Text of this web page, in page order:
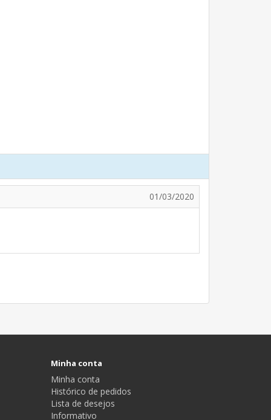
01/03/2020
Minha conta
Minha conta
Histórico de pedidos
Lista de desejos
Informativo